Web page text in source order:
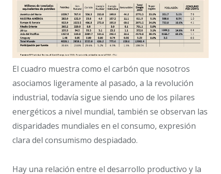
El cuadro muestra como el carbón que nosotros
asociamos ligeramente al pasado, a la revolución
industrial, todavía sigue siendo uno de los pilares
energéticos a nivel mundial, también se observan las
disparidades mundiales en el consumo, expresión
clara del consumismo despiadado.
Hay una relación entre el desarrollo productivo y la